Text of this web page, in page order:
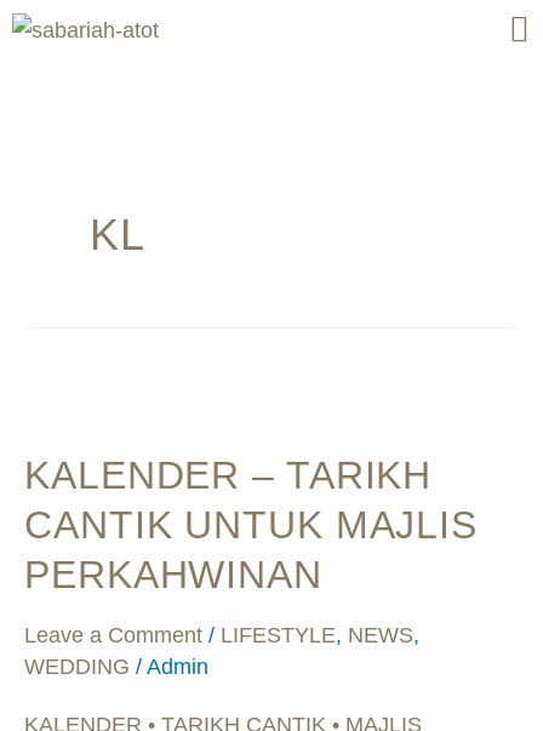
Skip
KL
KALENDER – TARIKH
CANTIK UNTUK MAJLIS
PERKAHWINAN
Leave a Comment / LIFESTYLE, NEWS,
WEDDING / Admin
KALENDER • TARIKH CANTIK • MAJLIS
TARIKH
UNTUK
MAJLIS